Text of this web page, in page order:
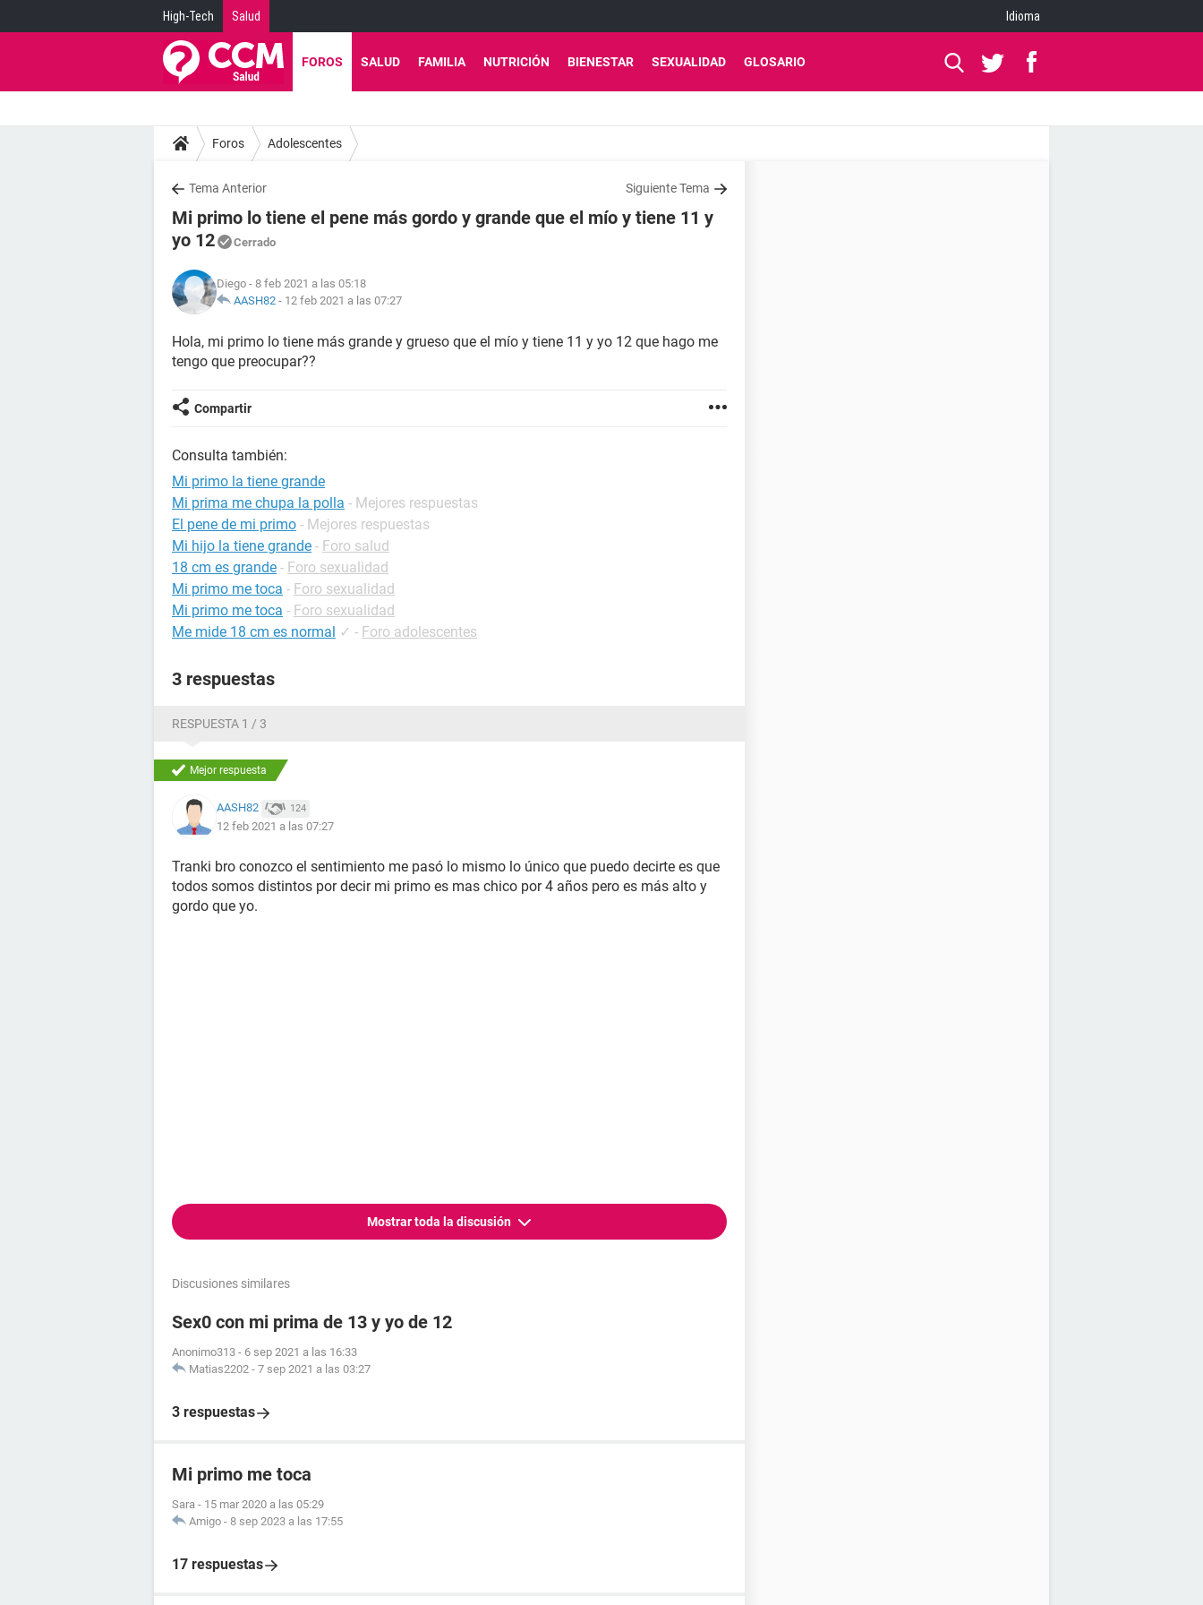
High-Tech Salud Idioma
FOROS SALUD FAMILIA NUTRICIÓN BIENESTAR SEXUALIDAD GLOSARIO
Foros Adolescentes
Tema Anterior Siguiente Tema
Mi primo lo tiene el pene más gordo y grande que el mío y tiene 11 y
yo 12
Cerrado
Diego - 8 feb 2021 a las 05:18
AASH82 - 12 feb 2021 a las 07:27
Hola, mi primo lo tiene más grande y grueso que el mío y tiene 11 y yo 12 que hago me
tengo que preocupar??
Compartir
Consulta también:
Mi primo la tiene grande
Mi prima me chupa la polla - Mejores respuestas
El pene de mi primo - Mejores respuestas
Mi hijo la tiene grande - Foro salud
18 cm es grande - Foro sexualidad
Mi primo me toca - Foro sexualidad
Mi primo me toca - Foro sexualidad
Me mide 18 cm es normal ✓ - Foro adolescentes
3 respuestas
RESPUESTA 1 / 3
Mejor respuesta
AASH82 124
12 feb 2021 a las 07:27
Tranki bro conozco el sentimiento me pasó lo mismo lo único que puedo decirte es que
todos somos distintos por decir mi primo es mas chico por 4 años pero es más alto y
gordo que yo.
Mostrar toda la discusión
Discusiones similares
Sex0 con mi prima de 13 y yo de 12
Anonimo313 - 6 sep 2021 a las 16:33
Matias2202 - 7 sep 2021 a las 03:27
3 respuestas
Mi primo me toca
Sara - 15 mar 2020 a las 05:29
Amigo - 8 sep 2023 a las 17:55
17 respuestas